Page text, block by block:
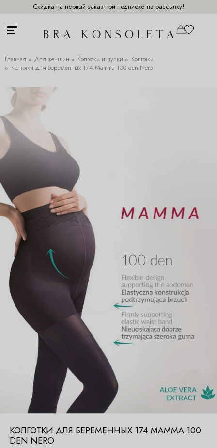
Скидка на первый заказ при подписке на рассылку!
Главная Для женщин Колготки и чулки
Колготки
Колготки для беременных 174 Mamma 100 den Nero
КОЛГОТКИ ДЛЯ БЕРЕМЕННЫХ 174 MAMMA 100
DEN NERO